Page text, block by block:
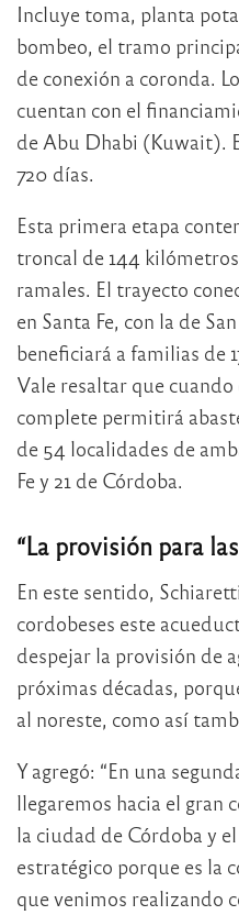
Incluye toma, planta
bombeo, el tramo
de conexión a coronda.
cuentan con el
de Abu Dhabi (Kuwait).
720 días.
Esta primera etapa
troncal de 144
ramales. El trayecto
en Santa Fe, con la de
beneficiará a familias de
Vale resaltar que
complete permitirá
de 54 localidades de
Fe y 21 de Córdoba.
“La provisión para
En este sentido,
cordobeses este
despejar la provisión de
próximas décadas,
al noreste, como así
Y agregó: “En una
llegaremos hacia el gran
la ciudad de Córdoba y
estratégico porque es la
que venimos realizando